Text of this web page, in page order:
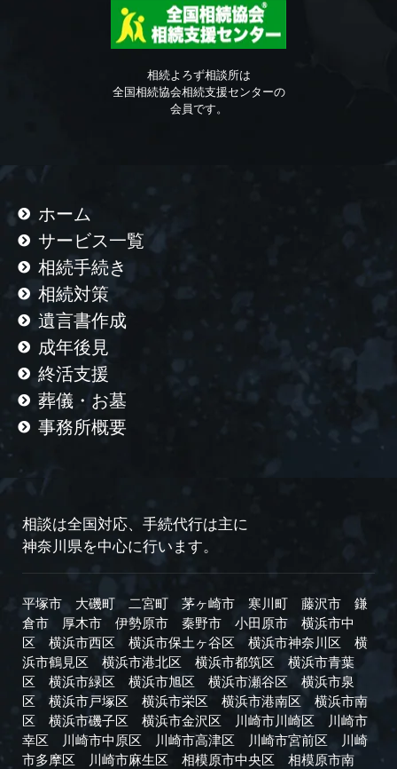
相続よろず相談所は
全国相続協会相続支援センターの
会員です。
ホーム
サービス一覧
相続手続き
相続対策
遺言書作成
成年後見
終活支援
葬儀・お墓
事務所概要
相談は全国対応、手続代行は主に
神奈川県を中心に行います。
平塚市 大磯町 二宮町 茅ヶ崎市 寒川町 藤沢市
鎌
倉市
厚木市 伊勢原市 秦野市 小田原市
横浜市中
区
横浜市西区 横浜市保土ヶ谷区 横浜市神奈川区
横
浜市鶴見区
横浜市港北区 横浜市都筑区
横浜市青葉
区
横浜市緑区 横浜市旭区 横浜市瀬谷区
横浜市泉
区
横浜市戸塚区 横浜市栄区 横浜市港南区
横浜市南
区
横浜市磯子区 横浜市金沢区 川崎市川崎区
川崎市
幸区
川崎市中原区 川崎市高津区 川崎市宮前区
川崎
市多摩区
川崎市麻生区 相模原市中央区 相模原市南